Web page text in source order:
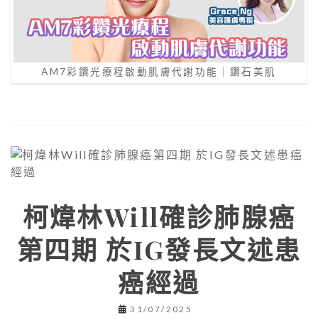
AM7彩鑽光療程啟動肌膚代謝功能｜鑽石美肌
柯煒林Will確診肺腺癌
第四期 於IG發長文述患
癌經過
31/07/2025